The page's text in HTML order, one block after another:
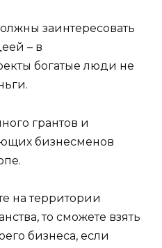
заинтересовать
– в
богатые люди не
грантов и
бизнесменов
на территории
то сможете взять
бизнеса, если